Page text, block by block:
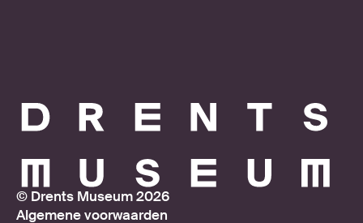
© Drents Museum 2026
Algemene voorwaarden